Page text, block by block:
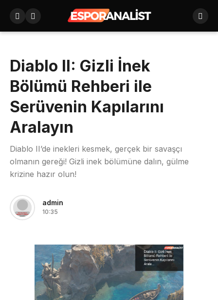
Diablo II: Gizli İnek
Bölümü Rehberi ile
Serüvenin Kapılarını
Aralayın
Diablo II’de inekleri kesmek, gerçek bir savaşçı
olmanın gereği! Gizli inek bölümüne dalın, gülme
krizine hazır olun!
admin
10:35